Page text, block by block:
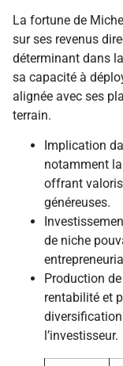
La fortune de
sur ses revenus
déterminant dans
sa capacité à
alignée avec ses
terrain.
Implication
notamment
offrant
généreuses.
de niche
Production de
rentabilité et
l’investisseur.